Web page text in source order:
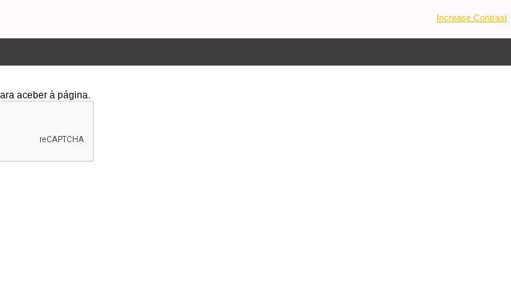
Increase Contrast
aceber à página.